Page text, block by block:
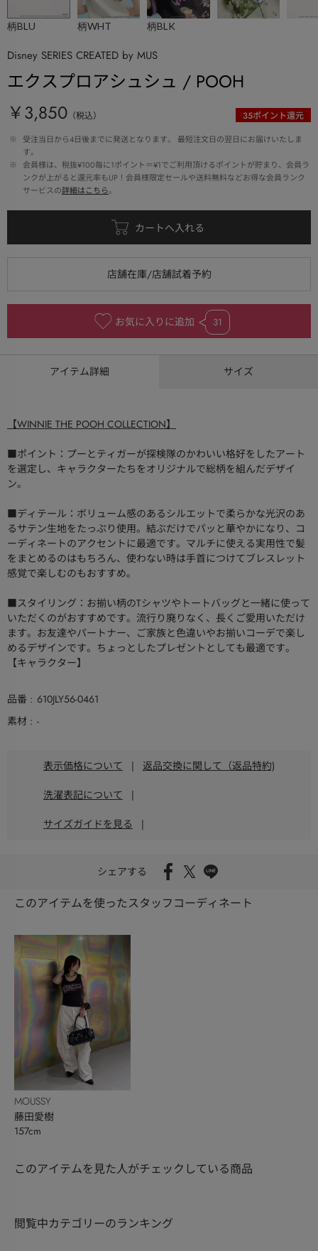
柄BLU 柄WHT 柄BLK
Disney SERIES CREATED by MUS
エクスプロアシュシュ / POOH
￥3,850 （税込） 35ポイント還元
※
受注当日から4日後までに発送となります。 最短注文日の翌日にお届けいたしま
す。
※
会員様は、税抜¥100毎に1ポイント＝¥1でご利用頂けるポイントが貯まり、会員ラ
ンクが上がると還元率もUP！会員様限定セールや送料無料などお得な会員ランク
サービスの詳細はこちら。
お気に入りに追加 31
アイテム詳細 サイズ
【WINNIE THE POOH COLLECTION】
■ポイント：プーとティガーが探検隊のかわいい格好をしたアート
を選定し、キャラクターたちをオリジナルで総柄を組んだデザイ
ン。
■ディテール：ボリューム感のあるシルエットで柔らかな光沢のあ
るサテン生地をたっぷり使用。結ぶだけでパッと華やかになり、コ
ーディネートのアクセントに最適です。マルチに使える実用性で髪
をまとめるのはもちろん、使わない時は手首につけてブレスレット
感覚で楽しむのもおすすめ。
■スタイリング：お揃い柄のTシャツやトートバッグと一緒に使って
いただくのがおすすめです。流行り廃りなく、長くご愛用いただけ
ます。お友達やパートナー、ご家族と色違いやお揃いコーデで楽し
めるデザインです。ちょっとしたプレゼントとしても最適です。
【キャラクター】
品番
610JLY56-0461
素材
-
表示価格について | 返品交換に関して（返品特約)
洗濯表記について |
サイズガイドを見る |
シェアする
このアイテムを使ったスタッフコーディネート
MOUSSY
藤田愛樹
157cm
このアイテムを見た人がチェックしている商品
閲覧中カテゴリーのランキング